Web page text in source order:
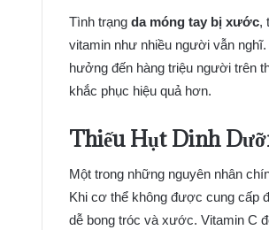
Tình trạng da móng tay bị xước,
vitamin như nhiều người vẫn
hưởng đến hàng triệu người trên
khắc phục hiệu quả hơn.
Thiếu Hụt Dinh
Một trong những nguyên nhân
Khi cơ thể không được cung cấp
dễ bong tróc và xước. Vitamin C